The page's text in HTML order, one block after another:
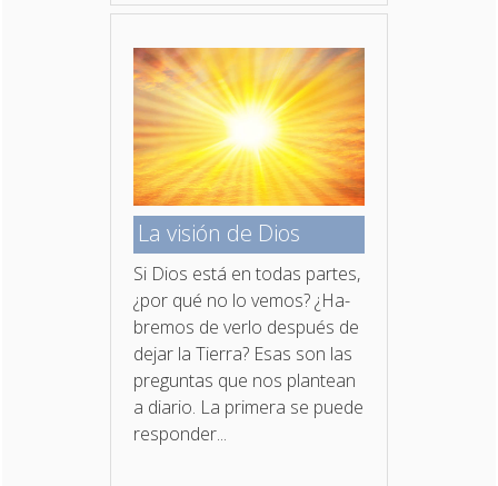
La visión de Dios
Si Dios está en todas partes,
¿por qué no lo vemos? ¿Ha­
bremos de verlo después de
dejar la Tierra? Esas son las
preguntas que nos plantean
a diario. La primera se puede
responder...